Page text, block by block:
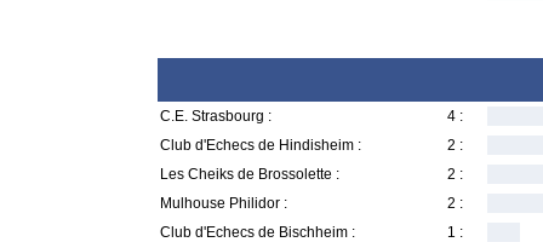
C.E. Strasbourg :
4 :
Club d'Echecs de Hindisheim :
2 :
Les Cheiks de Brossolette :
2 :
Mulhouse Philidor :
2 :
Club d'Echecs de Bischheim :
1 :